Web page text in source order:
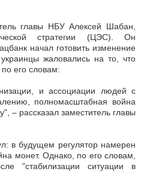
главы НБУ Алексей Шабан,
стратегии (ЦЭС). Он
начал готовить изменение
жаловались на то, что
его словам:
и ассоциации людей с
полномасштабная война
– рассказал заместитель главы
в будущем регулятор намерен
монет. Однако, по его словам,
"стабилизации ситуации в